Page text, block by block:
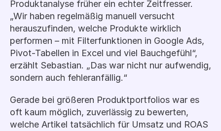
CEO @ Threesy GmbH
Produktanalyse früher ein echter Zeitfresser.
„Wir haben regelmäßig manuell versucht
herauszufinden, welche Produkte wirklich
performen – mit Filterfunktionen in Google Ads,
Pivot-Tabellen in Excel und viel Bauchgefühl“,
erzählt Sebastian. „Das war nicht nur aufwendig,
sondern auch fehleranfällig.“
Gerade bei größeren Produktportfolios war es
oft kaum möglich, zuverlässig zu bewerten,
welche Artikel tatsächlich für Umsatz und ROAS